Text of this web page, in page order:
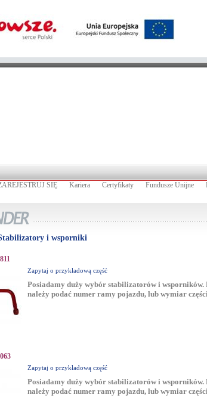
SIĘ Kariera Certyfikaty Fundusze Unijne
i wsporniki
Zapytaj o przykładową część
Posiadamy duży wybór stabilizatorów i
należy podać numer ramy pojazdu, lub wymiar
Zapytaj o przykładową część
Posiadamy duży wybór stabilizatorów i
należy podać numer ramy pojazdu, lub wymiar